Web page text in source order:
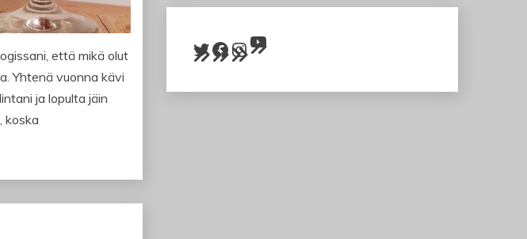
että mikä olut
Yhtenä vuonna kävi
ja lopulta jäin
koska
Twitter Facebook InstagramYouTube